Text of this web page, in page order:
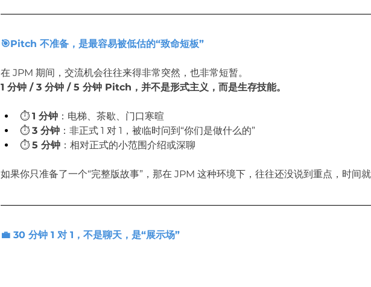
🎯Pitch 不准备，是最容易被低估的“致命短板”
在 JPM 期间，交流机会往往来得非常突然，也非常短暂。
1 分钟 / 3 分钟 / 5 分钟 Pitch，并不是形式主义，而是生存技能。
⏱️ 1 分钟 ：电梯、茶歇、门口寒暄
⏱️ 3 分钟 ：非正式 1 对 1，被临时问到“你们是做什么的”
⏱️ 5 分钟 ：相对正式的小范围介绍或深聊
如果你只准备了一个“完整版故事”，那在 JPM 这种环境下，往往还没说到重点，时间就
💼 30 分钟 1 对 1，不是聊天，是“展示场”